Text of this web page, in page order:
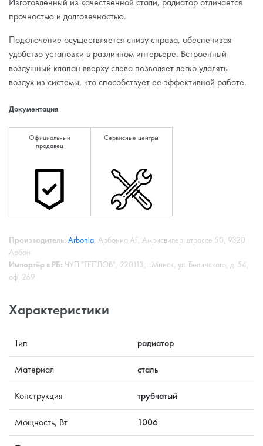
прочностью и долговечностью.
Подключение осуществляется снизу справа, обеспечивая
удобство установки в различном интерьере. Встроенный
воздушный клапан вверху слева позволяет легко удалять
воздух из системы, что способствует ее эффективной работе.
Документация
Официальный
продавец
Сервисные центры
Производитель: Arbonia, Арбониа АГ, Амрисвилер штрассе 50, 9320
Арбон
Импортёр в РБ: ЧУП "ТЕПЛОВ", 220113, г.Минск, ул. Белинского, д. 54,
оф. 269
Характеристики
Тип радиатор
Материал сталь
Конструкция трубчатый
Мощность, Вт 1006